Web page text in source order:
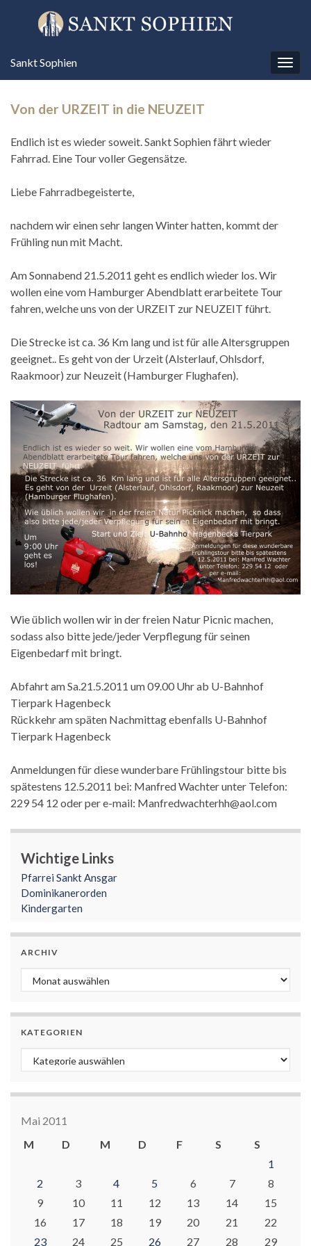
Sankt Sophien
Von der URZEIT in die NEUZEIT
Endlich ist es wieder soweit. Sankt Sophien fährt wieder
Fahrrad. Eine Tour voller Gegensätze.
Liebe Fahrradbegeisterte,
nachdem wir einen sehr langen Winter hatten, kommt der
Frühling nun mit Macht.
Am Sonnabend 21.5.2011 geht es endlich wieder los. Wir
wollen eine vom Hamburger Abendblatt erarbeitete Tour
fahren, welche uns von der URZEIT zur NEUZEIT führt.
Die Strecke ist ca. 36 Km lang und ist für alle Altersgruppen
geeignet.. Es geht von der Urzeit (Alsterlauf, Ohlsdorf,
Raakmoor) zur Neuzeit (Hamburger Flughafen).
Wie üblich wollen wir in der freien Natur Picnic machen,
sodass also bitte jede/jeder Verpflegung für seinen
Eigenbedarf mit bringt.
Abfahrt am Sa.21.5.2011 um 09.00 Uhr ab U-Bahnhof
Tierpark Hagenbeck
Rückkehr am späten Nachmittag ebenfalls U-Bahnhof
Tierpark Hagenbeck
Anmeldungen für diese wunderbare Frühlingstour bitte bis
spätestens 12.5.2011 bei: Manfred Wachter unter Telefon:
229 54 12 oder per e-mail: Manfredwachterhh@aol.com
Wichtige Links
Pfarrei Sankt Ansgar
Dominikanerorden
Kindergarten
ARCHIV
Archiv
KATEGORIEN
Kategorien
Mai 2011
M
D M D F S
S
1
2
3 4 5 6 7
8
9
10 11 12 13 14
15
16
17 18 19 20 21
22
23
24 25 26 27 28 29